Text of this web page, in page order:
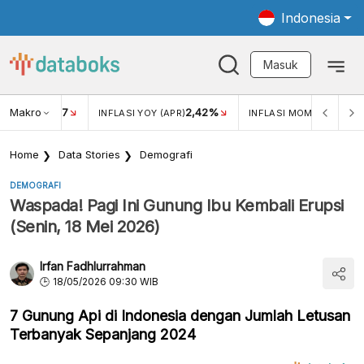
Indonesia
Masuk
Makro
USD/IDR 17 INFLASI YOY (APR)2,42% INFLASI MOM (MAR)
Home Data Stories Demografi
DEMOGRAFI
Waspada! Pagi Ini Gunung Ibu Kembali Erupsi
(Senin, 18 Mei 2026)
Irfan Fadhlurrahman
18/05/2026 09:30 WIB
7 Gunung Api di Indonesia dengan Jumlah Letusan
Terbanyak Sepanjang 2024